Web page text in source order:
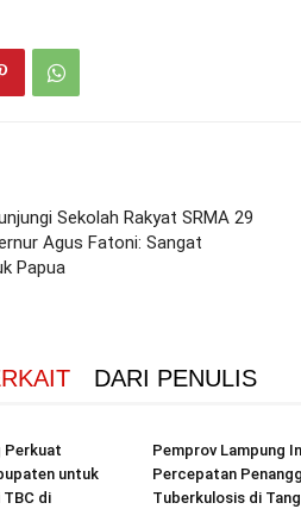
Sekolah Rakyat SRMA 29
Agus Fatoni: Sangat
Papua
DARI PENULIS
Perkuat
untuk
di
Pemprov Lampung
Percepatan
Tuberkulosis di